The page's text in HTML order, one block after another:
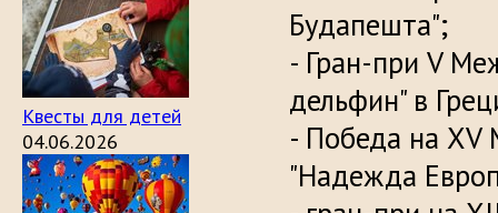
Квесты для детей
04.06.2026
Будапешта";
- Гран-при V
дельфин" в
- Победа на ХV
"Надежда